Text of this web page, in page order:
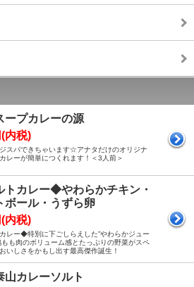
ープカレーの源
内税)
スパできちゃいます☆アナタだけのオリジナ
レーが簡単につくれます！＜3人前＞
トカレー◆やわらかチキン・
ボール・うずら卵
内税)
レー◆特別に下ごしらえした”やわらかジュー
もも肉のボリューム感とたっぷりの野菜がスペ
いしさをかもし出す最高傑作誕生！
山カレーソルト